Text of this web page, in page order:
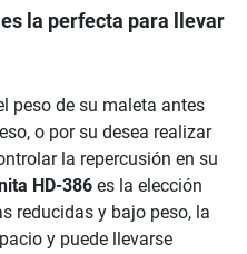
es la perfecta para llevar
peso de su maleta antes
o por su desea realizar
la repercusión en su
HD-386 es la elección
reducidas y bajo peso, la
y puede llevarse